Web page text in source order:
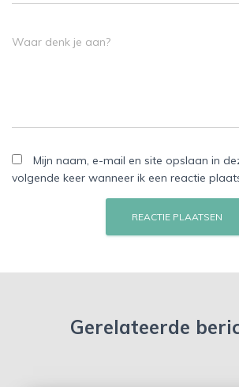
Waar denk je aan?
Mijn naam, e-mail en site opslaan in
volgende keer wanneer ik een reactie
Gerelateerde